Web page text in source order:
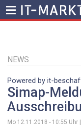
Inhalt
NEWS
Powered by it-
Simap-
Mo 12.11.2018 - 10:55 Uhr